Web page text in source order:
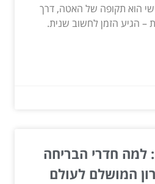
הוא תקופה של האטה, דרך
הגיע הזמן לחשוב שנית.
חדרי הבריחה
המושלם לעולם